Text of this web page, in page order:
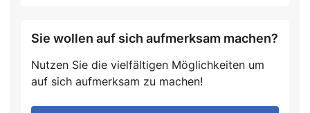
Sie wollen auf sich aufmerksam machen?
Nutzen Sie die vielfältigen Möglichkeiten um
auf sich aufmerksam zu machen!